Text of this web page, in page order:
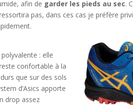
afin de garder les pieds au sec.
pas, dans ces cas je préfère
: elle
confortable à la
que sur des sols
d’Asics apporte
drop assez